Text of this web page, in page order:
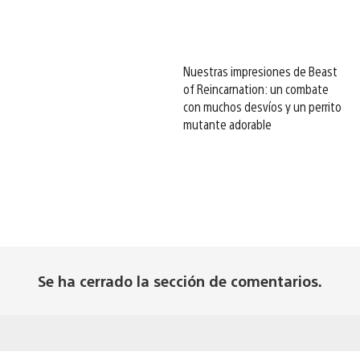
Nuestras impresiones de Beast
of Reincarnation: un combate
con muchos desvíos y un perrito
mutante adorable
Se ha cerrado la sección de comentarios.